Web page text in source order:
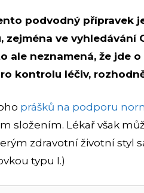
podvodný
ve vyhledávání
ale neznamená, že jde
kontrolu léčiv,
prášků na podporu
složením. Lékař však
zdravotní životní styl
typu I.)